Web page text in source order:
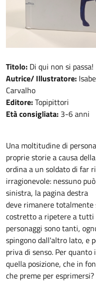
Titolo: Di qui non si passa!
Autrice/ Illustratore:
Carvalho
Editore:Topipittori
Età consigliata: 3-6 anni
Una moltitudine di
proprie storie a causa
ordina a un soldato di far
irragionevole: nessuno
sinistra, la pagina destra
deve rimanere
costretto a ripetere a tutti
personaggi sono tanti,
spingono dall'altro lato, e
priva di senso. Per
quella posizione, che in
che preme per esprimersi?